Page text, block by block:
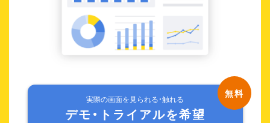
実際の画面を見られる・触れる
デモ・トライアルを希望